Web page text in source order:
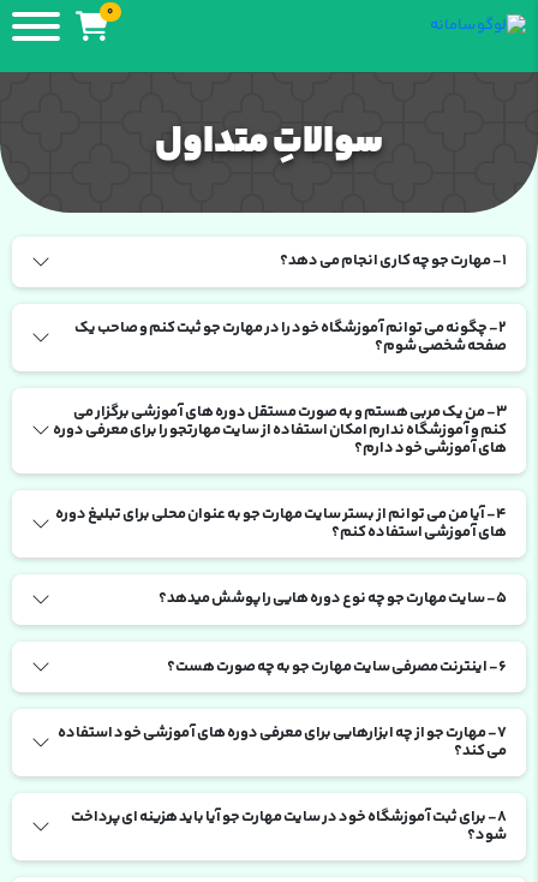
0
سوالاتِ متداول
1- مهارت جو چه کاری انجام می دهد؟
2- چگونه می توانم آموزشگاه خود را در مهارت جو ثبت کنم و صاحب یک
صفحه شخصی شوم؟
3- من یک مربی هستم و به صورت مستقل دوره های آموزشی برگزار می
کنم و آموزشگاه ندارم امکان استفاده از سایت مهارتجو را برای معرفی دوره
های آموزشی خود دارم؟
4- آیا من می توانم از بستر سایت مهارت جو به عنوان محلی برای تبلیغ دوره
های آموزشی استفاده کنم؟
5- سایت مهارت جو چه نوع دوره هایی را پوشش میدهد؟
6- اینترنت مصرفی سایت مهارت جو به چه صورت هست؟
7- مهارت جو از چه ابزارهایی برای معرفی دوره های آموزشی خود استفاده
می کند؟
8- برای ثبت آموزشگاه خود در سایت مهارت جو آیا باید هزینه ای پرداخت
شود؟